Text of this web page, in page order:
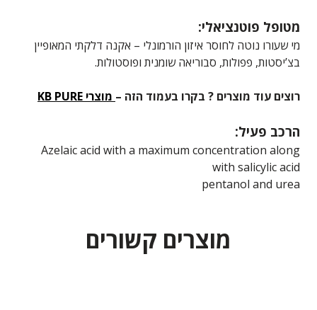
מטופל פוטנציאלי:
מי שעורו נוטה לחוסר איזון הורמונלי – אקנה דלקתי המאופיין
בצ’יסטות, פפולות, סבוריאה שומנית ופוסטולות.
רוצים עוד מוצרים ? בקרו בעמוד הזה – מוצרי KB PURE
הרכב פעיל:
Azelaic acid with a maximum concentration along
with salicylic acid
pentanol and urea
מוצרים קשורים